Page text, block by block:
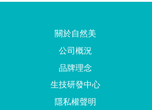
關於自然美
公司概況
品牌理念
生技研發中心
隱私權聲明